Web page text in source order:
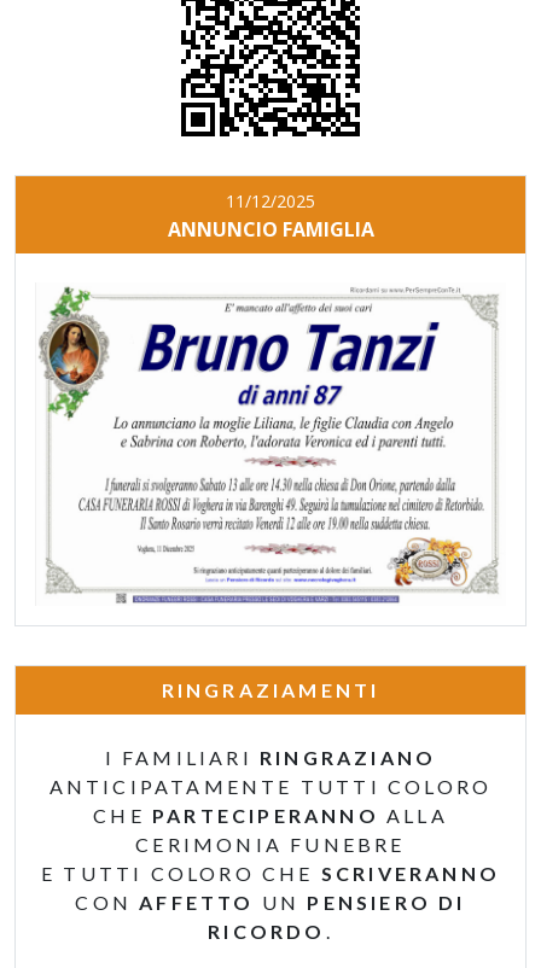
11/12/2025
ANNUNCIO FAMIGLIA
RINGRAZIAMENTI
I FAMILIARI RINGRAZIANO
ANTICIPATAMENTE TUTTI COLORO
CHE PARTECIPERANNO ALLA
CERIMONIA FUNEBRE
E TUTTI COLORO CHE SCRIVERANNO
CONAFFETTO UN PENSIERO DI
RICORDO .